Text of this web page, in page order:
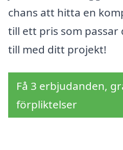
chans att hitta en
till ett pris som passar
till med ditt projekt!
Få 3 erbjudanden,
förpliktelser